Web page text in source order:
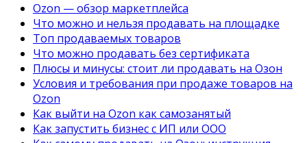
Ozon — обзор маркетплейса
Что можно и нельзя продавать на площадке
Топ продаваемых товаров
Что можно продавать без сертификата
Плюсы и минусы: стоит ли продавать на Озон
Условия и требования при продаже товаров на
Ozon
Как выйти на Ozon как самозанятый
Как запустить бизнес с ИП или ООО